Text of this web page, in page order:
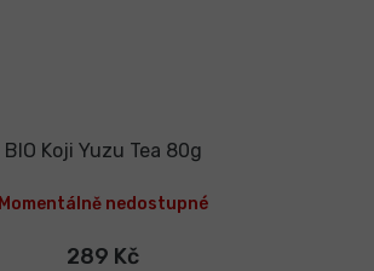
BIO Koji Yuzu Tea 80g
Momentálně nedostupné
289 Kč